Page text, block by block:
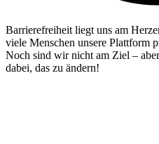
Barrierefreiheit liegt uns am
viele Menschen unsere Plattform
Noch sind wir nicht am Ziel –
dabei, das zu ändern!